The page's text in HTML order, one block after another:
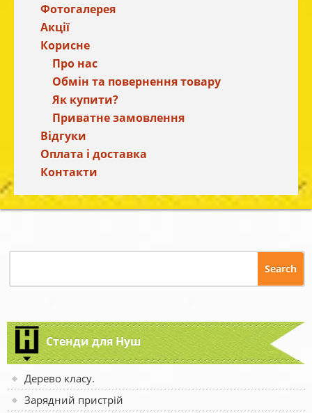
Фотогалерея
Акції
Корисне
Про нас
Обмін та повернення товару
Як купити?
Приватне замовлення
Відгуки
Оплата і доставка
Контакти
Стенди для Нуш
Дерево класу.
Зарядний пристрій